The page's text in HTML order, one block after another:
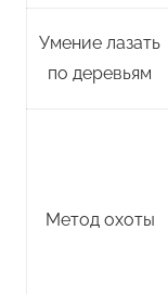
Умение лазать
по деревьям
Метод охоты